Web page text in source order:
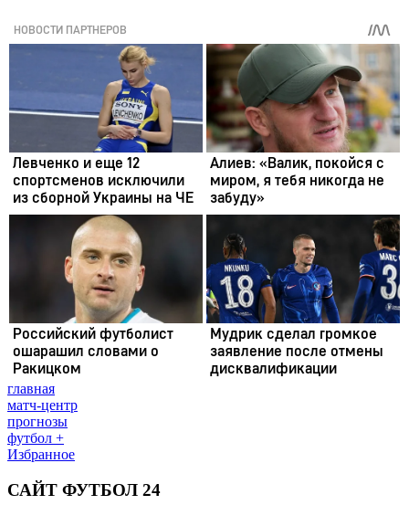
главная
матч-центр
прогнозы
футбол +
Избранное
САЙТ ФУТБОЛ 24